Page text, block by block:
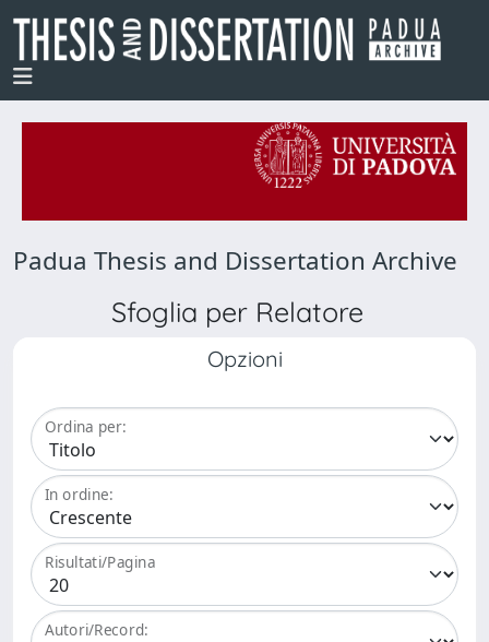
Padua Thesis and Dissertation Archive
Sfoglia per Relatore
Opzioni
Ordina per:
In ordine:
Risultati/Pagina
Autori/Record: